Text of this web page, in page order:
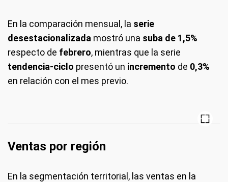
En la comparación mensual, la serie
desestacionalizada mostró una suba de 1,5%
respecto de febrero, mientras que la serie
tendencia-ciclo presentó un incremento de 0,3%
en relación con el mes previo.
Ventas por región
En la segmentación territorial, las ventas en la